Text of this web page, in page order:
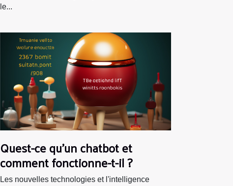
le...
Quest-ce qu'un chatbot et
comment fonctionne-t-il ?
Les nouvelles technologies et l'intelligence